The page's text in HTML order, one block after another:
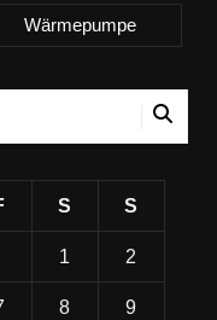
Wärmepumpe
S S
1 2
8 9